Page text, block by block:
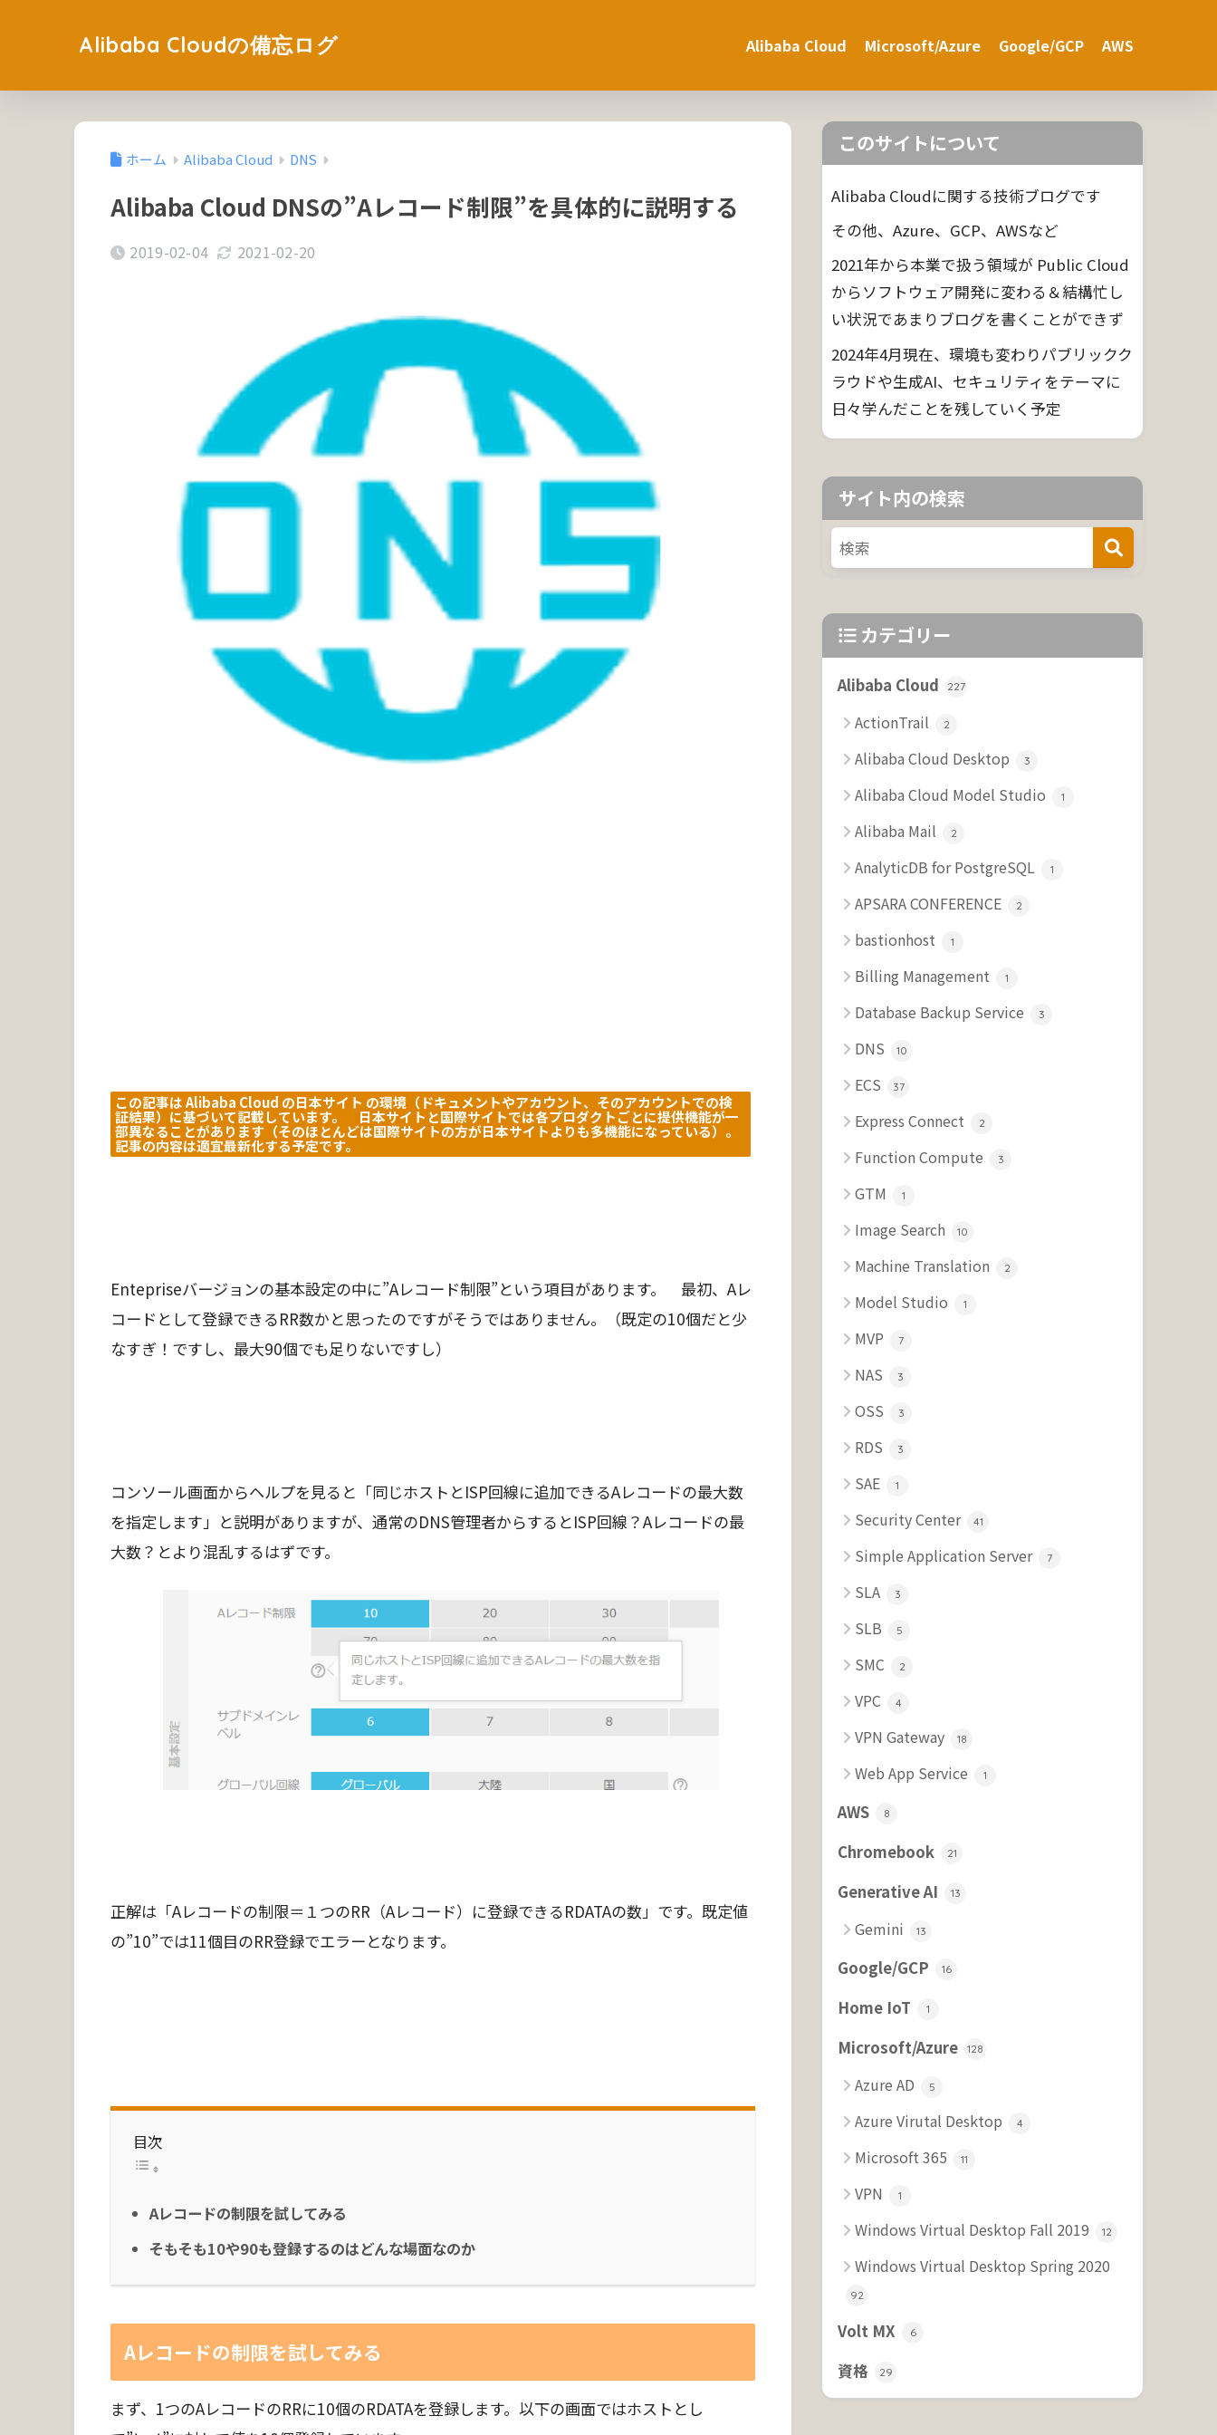
Alibaba Cloudの備忘ログ Alibaba Cloud Microsoft/Azure Google/GCP AWS
ホーム Alibaba Cloud DNS
Alibaba Cloud DNSの”Aレコード制限”を具体的に説明する
2019-02-04 2021-02-20
この記事は Alibaba Cloud の日本サイト の環境（ドキュメントやアカウント、そのアカウントでの検
証結果）に基づいて記載しています。 日本サイトと国際サイトでは各プロダクトごとに提供機能が一
部異なることがあります（そのほとんどは国際サイトの方が日本サイトよりも多機能になっている）。
記事の内容は適宜最新化する予定です。
Entepriseバージョンの基本設定の中に”Aレコード制限”という項目があります。 最初、Aレ
コードとして登録できるRR数かと思ったのですがそうではありません。（既定の10個だと少
なすぎ！ですし、最大90個でも足りないですし）
コンソール画面からヘルプを見ると「同じホストとISP回線に追加できるAレコードの最大数
を指定します」と説明がありますが、通常のDNS管理者からするとISP回線？Aレコードの最
大数？とより混乱するはずです。
正解は「Aレコードの制限＝１つのRR（Aレコード）に登録できるRDATAの数」です。既定値
の”10”では11個目のRR登録でエラーとなります。
目次
Aレコードの制限を試してみる
そもそも10や90も登録するのはどんな場面なのか
Aレコードの制限を試してみる
まず、1つのAレコードのRRに10個のRDATAを登録します。以下の画面ではホストとし
このサイトについて
Alibaba Cloudに関する技術ブログです
その他、Azure、GCP、AWSなど
2021年から本業で扱う領域が Public Cloud
からソフトウェア開発に変わる＆結構忙し
い状況であまりブログを書くことができず
2024年4月現在、環境も変わりパブリックク
ラウドや生成AI、セキュリティをテーマに
日々学んだことを残していく予定
サイト内の検索
カテゴリー
Alibaba Cloud 227
ActionTrail 2
Alibaba Cloud Desktop 3
Alibaba Cloud Model Studio 1
Alibaba Mail 2
AnalyticDB for PostgreSQL 1
APSARA CONFERENCE 2
bastionhost 1
Billing Management 1
Database Backup Service 3
DNS 10
ECS 37
Express Connect 2
Function Compute 3
GTM 1
Image Search 10
Machine Translation 2
Model Studio 1
MVP 7
NAS 3
OSS 3
RDS 3
SAE 1
Security Center 41
Simple Application Server 7
SLA 3
SLB 5
SMC 2
VPC 4
VPN Gateway 18
Web App Service 1
AWS 8
Chromebook 21
Generative AI 13
Gemini 13
Google/GCP 16
Home IoT 1
Microsoft/Azure 128
Azure AD 5
Azure Virutal Desktop 4
Microsoft 365 11
VPN 1
Windows Virtual Desktop Fall 2019 12
Windows Virtual Desktop Spring 2020
92
Volt MX 6
資格 29